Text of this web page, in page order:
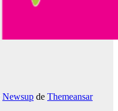
Newsup de Themeansar